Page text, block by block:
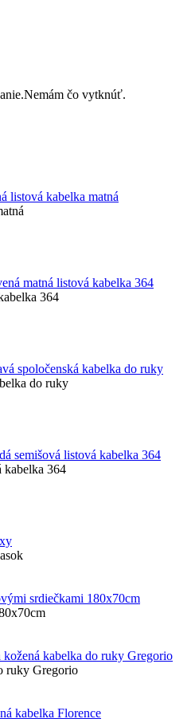
čo vytknúť.
364
do ruky
kabelka 364
ruky Gregorio